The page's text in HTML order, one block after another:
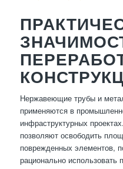
Нержавеющие трубы и
применяются в
инфраструктурных
позволяют освободить
поврежденных элементов,
рационально использовать